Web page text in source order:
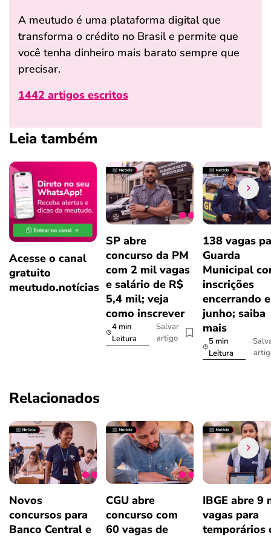
A meutudo é uma plataforma digital que
transforma o crédito no Brasil e permite que
você tenha dinheiro mais barato sempre que
precisar.
1442 artigos escritos
Leia também
Acesse o canal
gratuito
meutudo.notícias
SP abre
concurso da PM
com 2 mil vagas
e salário de R$
5,4 mil; veja
como inscrever
4 min
Leitura
Salvar
artigo
138 vagas
Guarda
Municipal
inscrições
encerrando
junho; saiba
mais
5 min
Leitura
Relacionados
Novos
concursos para
Banco Central e
CGU abre
concurso com
60 vagas de
IBGE abre 9
vagas para
temporários